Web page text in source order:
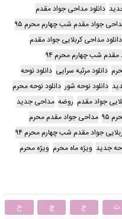
دانلود مداحی جواد مقدم
جواد مقدم شب چهارم محرم ۹۵
دانلود مداحی کربلایی جواد مقدم
مقدم شب چهارم محرم ۹۴
دانلود مرثیه سرایی دانلود نوحه
دانلود نوحه شور دانلود نوحه محرم
جواد مقدم روضه مداحی جدید
۹۵
مداحی جواد مقدم محرم
جواد مقدم شب چهارم محرم ۹۴
جدید ویژه ماه محرم ویژه محرم
ث ج چ
ح